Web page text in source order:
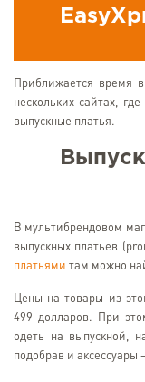
Приближается время
нескольких сайтах,
выпускные платья.
В мультибрендовом
выпускных платьев
платьями там можно
Цены на товары из
499 долларов. При
одеть на выпускной,
подобрав и аксессуары –